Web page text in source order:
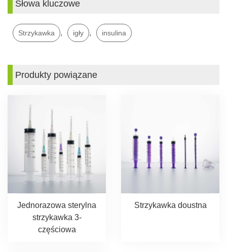
Słowa kluczowe
Strzykawka , igły , insulina
Produkty powiązane
Jednorazowa sterylna
strzykawka 3-
częściowa
Strzykawka doustna